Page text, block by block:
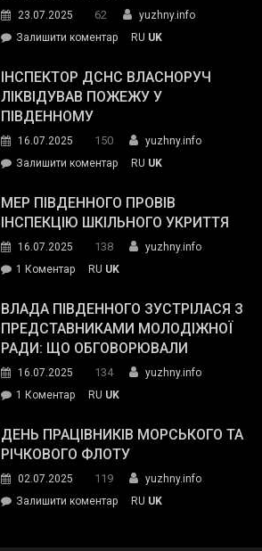
гуманітарну
допомогу
23.07.2025 62
yuzhny.info
Залишити коментарon
провів
нараду
силових
та
органів:
«Наш
спільний
окупанти.
Маємо
діяти
команда
RU UK
ІНСПЕКТОР ДСНС ВЛАСНОРУЧ
ЛІКВІДУВАВ ПОЖЕЖУ У
ПІВДЕННОМУ
16.07.2025 150
yuzhny.info
Залишити коментарon
ДСНС
власноруч
пожежу
у
RU UK
МЕР ПІВДЕННОГО ПРОВІВ
ІНСПЕКЦІЮ ШКІЛЬНОГО УКРИТТЯ
16.07.2025 138
yuzhny.info
1 Коментардо
Південного
провів
інспекцію
укриття
RU UK
ВЛАДА ПІВДЕННОГО ЗУСТРІЛАСЯ З
ПРЕДСТАВНИКАМИ МОЛОДІЖНОЇ
РАДИ: ЩО ОБГОВОРЮВАЛИ
16.07.2025 134
yuzhny.info
1 Коментардо
Південного
зустрілася
представниками
молодіжної
RU UK
ДЕНЬ ПРАЦІВНИКІВ МОРСЬКОГО ТА
РІЧКОВОГО ФЛОТУ
02.07.2025 119
yuzhny.info
Залишити коментарon
RU UK